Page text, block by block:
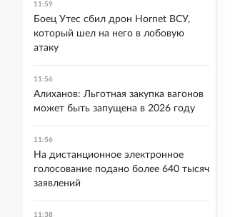
11:59
Боец Утес сбил дрон Hornet ВСУ,
который шел на него в лобовую
атаку
11:56
Алиханов: Льготная закупка вагонов
может быть запущена в 2026 году
11:56
На дистанционное электронное
голосование подано более 640 тысяч
заявлений
11:38